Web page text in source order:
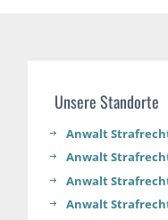
Unsere Standorte
Anwalt
Anwalt
Anwalt
Anwalt